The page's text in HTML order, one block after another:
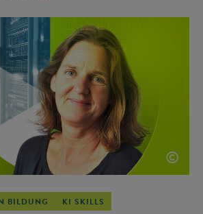
©
BILDUNG KI SKILLS